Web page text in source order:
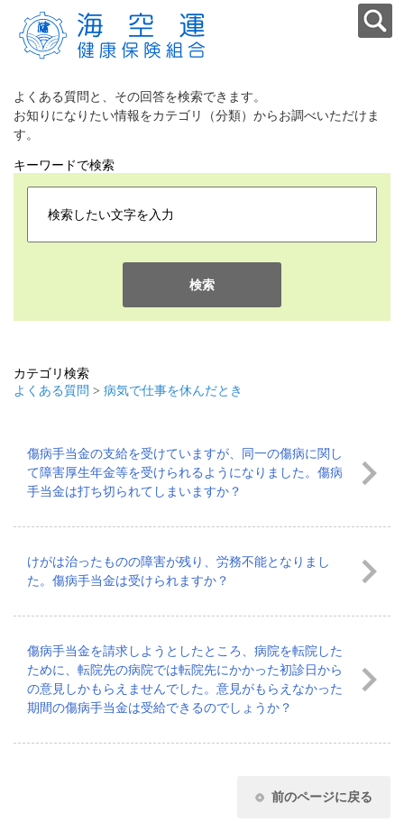
よくある質問と、その回答を検索できます。
お知りになりたい情報をカテゴリ（分類）からお調べいただけま
す。
キーワードで検索
検索
カテゴリ検索
よくある質問 > 病気で仕事を休んだとき
傷病手当金の支給を受けていますが、同一の傷病に関し
て障害厚生年金等を受けられるようになりました。傷病
手当金は打ち切られてしまいますか？
けがは治ったものの障害が残り、労務不能となりまし
た。傷病手当金は受けられますか？
傷病手当金を請求しようとしたところ、病院を転院した
ために、転院先の病院では転院先にかかった初診日から
の意見しかもらえませんでした。意見がもらえなかった
期間の傷病手当金は受給できるのでしょうか？
前のページに戻る